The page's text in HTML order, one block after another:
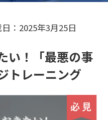
：2025年3月25日
い！「最悪の事
トレーニング